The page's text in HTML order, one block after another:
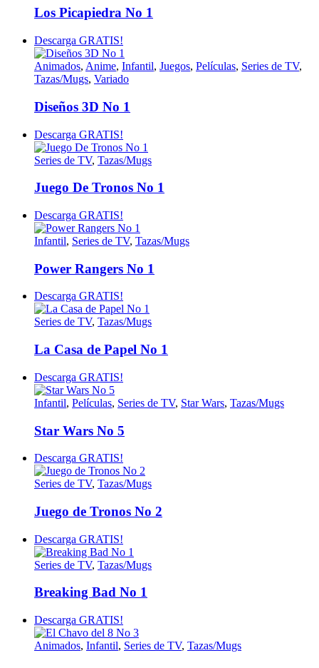
Los Picapiedra No 1
Descarga GRATIS!
Animados, Anime, Infantil, Juegos, Películas, Series de TV,
Tazas/Mugs, Variado
Diseños 3D No 1
Descarga GRATIS!
Series de TV, Tazas/Mugs
Juego De Tronos No 1
Descarga GRATIS!
Infantil, Series de TV, Tazas/Mugs
Power Rangers No 1
Descarga GRATIS!
Series de TV, Tazas/Mugs
La Casa de Papel No 1
Descarga GRATIS!
Infantil, Películas, Series de TV, Star Wars, Tazas/Mugs
Star Wars No 5
Descarga GRATIS!
Series de TV, Tazas/Mugs
Juego de Tronos No 2
Descarga GRATIS!
Series de TV, Tazas/Mugs
Breaking Bad No 1
Descarga GRATIS!
Animados, Infantil, Series de TV, Tazas/Mugs